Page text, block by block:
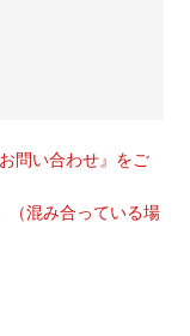
問い合わせ』をご
混み合っている場